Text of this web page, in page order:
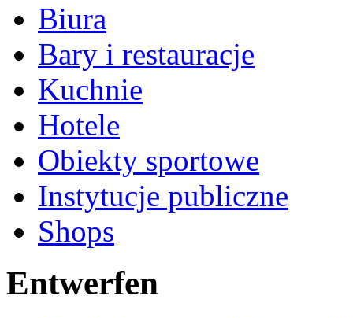
Biura
Bary i restauracje
Kuchnie
Hotele
Obiekty sportowe
Instytucje publiczne
Shops
Entwerfen